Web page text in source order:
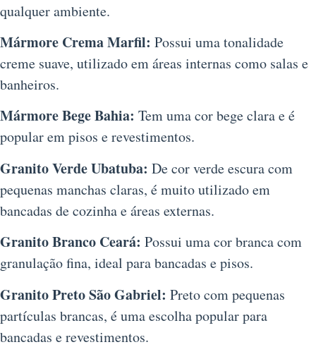
qualquer ambiente.
Mármore Crema Marfil: Possui uma tonalidade
creme suave, utilizado em áreas internas como salas e
banheiros.
Mármore Bege Bahia: Tem uma cor bege clara e é
popular em pisos e revestimentos.
Granito Verde Ubatuba: De cor verde escura com
pequenas manchas claras, é muito utilizado em
bancadas de cozinha e áreas externas.
Granito Branco Ceará: Possui uma cor branca com
granulação fina, ideal para bancadas e pisos.
Granito Preto São Gabriel: Preto com pequenas
partículas brancas, é uma escolha popular para
bancadas e revestimentos.